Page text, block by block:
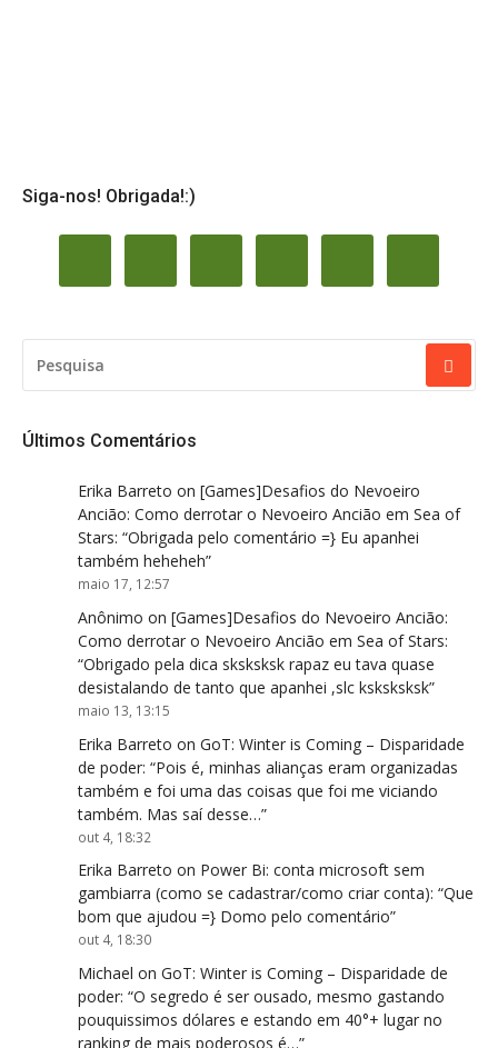
Siga-nos! Obrigada!:)
POR:
Últimos Comentários
Erika Barreto on [Games]Desafios do Nevoeiro
Ancião: Como derrotar o Nevoeiro Ancião em Sea of
Stars: “Obrigada pelo comentário =} Eu apanhei
também heheheh”
maio 17, 12:57
Anônimo on [Games]Desafios do Nevoeiro Ancião:
Como derrotar o Nevoeiro Ancião em Sea of Stars:
“Obrigado pela dica sksksksk rapaz eu tava quase
desistalando de tanto que apanhei ,slc ksksksksk”
maio 13, 13:15
Erika Barreto on GoT: Winter is Coming – Disparidade
de poder: “Pois é, minhas alianças eram organizadas
também e foi uma das coisas que foi me viciando
também. Mas saí desse…”
out 4, 18:32
Erika Barreto on Power Bi: conta microsoft sem
gambiarra (como se cadastrar/como criar conta): “Que
bom que ajudou =} Domo pelo comentário”
out 4, 18:30
Michael on GoT: Winter is Coming – Disparidade de
poder: “O segredo é ser ousado, mesmo gastando
pouquissimos dólares e estando em 40°+ lugar no
ranking de mais poderosos é…”